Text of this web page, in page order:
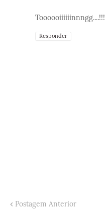
Toooooiiiiiinnngg....!!!
Responder
Postagem Anterior